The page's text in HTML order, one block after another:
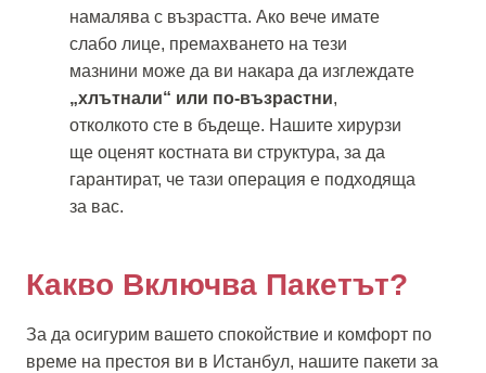
намалява с възрастта. Ако вече имате
слабо лице, премахването на тези
мазнини може да ви накара да изглеждате
„хлътнали“ или по-възрастни,
отколкото сте в бъдеще. Нашите хирурзи
ще оценят костната ви структура, за да
гарантират, че тази операция е подходяща
за вас.
Какво Включва Пакетът?
За да осигурим вашето спокойствие и комфорт по
време на престоя ви в Истанбул, нашите пакети за